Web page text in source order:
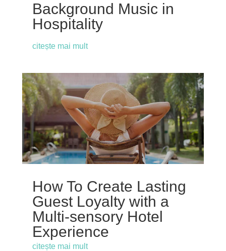
Background Music in
Hospitality
citește mai mult
How To Create Lasting
Guest Loyalty with a
Multi-sensory Hotel
Experience
citește mai mult